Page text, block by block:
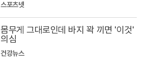
스포츠넷
몸무게 그대로인데 바지 꽉 끼면 '이것'
의심
건강뉴스